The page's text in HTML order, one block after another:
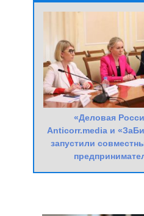
«Деловая
Anticorr.media и
запустили